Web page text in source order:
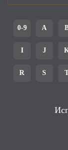
0-9 A
I J
R S